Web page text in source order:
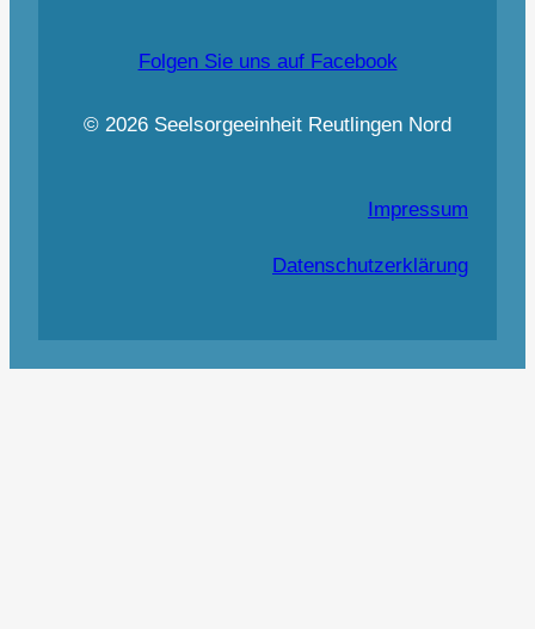
Folgen Sie uns auf Facebook
© 2026 Seelsorgeeinheit Reutlingen Nord
Impressum
Datenschutzerklärung